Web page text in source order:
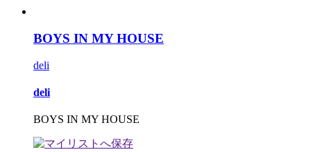
BOYS IN MY HOUSE
deli
deli
BOYS IN MY HOUSE